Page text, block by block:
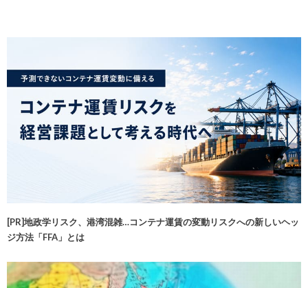
[PR]地政学リスク、港湾混雑…コンテナ運賃の変動リスクへの新しいヘッ
ジ方法「FFA」とは